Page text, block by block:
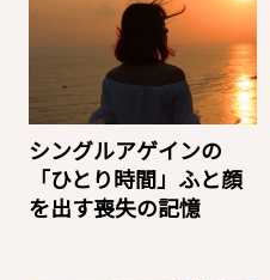
シングルアゲインの
「ひとり時間」ふと顔
を出す喪失の記憶